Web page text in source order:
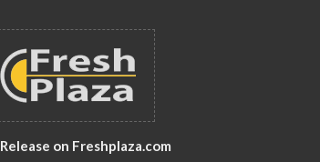
on Freshplaza.com